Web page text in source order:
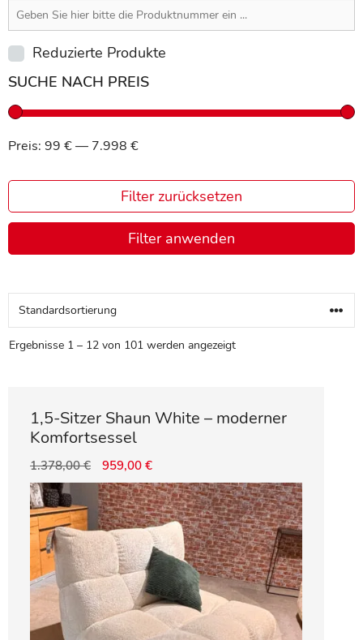
Reduzierte Produkte
SUCHE NACH PREIS
Preis: 99 €— 7.998 €
Filter zurücksetzen
Filter anwenden
Ergebnisse 1 – 12 von 101 werden angezeigt
1,5-Sitzer Shaun White – moderner
Komfortsessel
1.378,00€ 959,00€